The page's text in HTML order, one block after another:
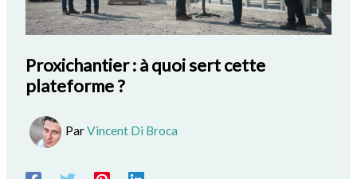
Proxichantier : à quoi sert cette
plateforme ?
ParVincent Di Broca